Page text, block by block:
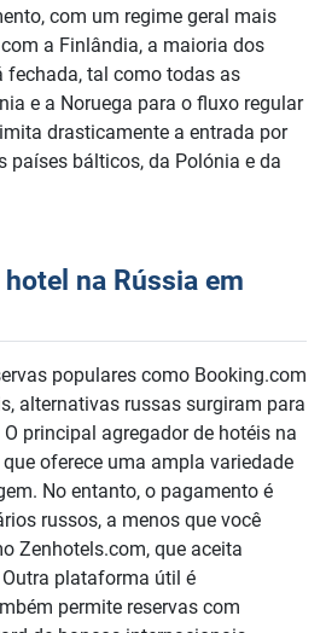
com um regime geral mais
a Finlândia, a maioria dos
fechada, tal como todas as
e a Noruega para o fluxo regular
drasticamente a entrada por
países bálticos, da Polónia e da
na Rússia em
populares como Booking.com
alternativas russas surgiram para
principal agregador de hotéis na
que oferece uma ampla variedade
No entanto, o pagamento é
russos, a menos que você
Zenhotels.com, que aceita
plataforma útil é
permite reservas com